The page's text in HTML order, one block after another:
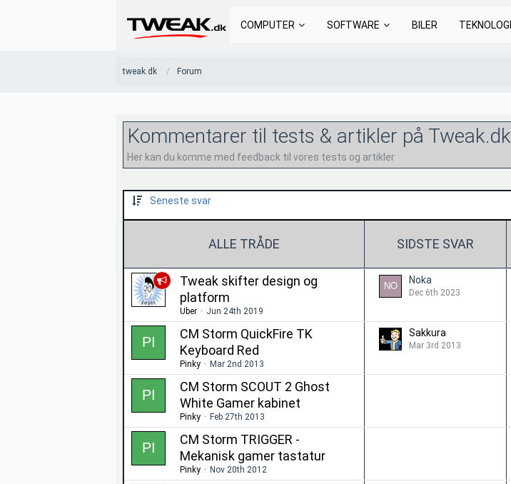
COMPUTER SOFTWARE BILER TEKNOLOGI
tweak.dk Forum
Kommentarer til tests & artikler på Tweak.dk
Her kan du komme med feedback til vores tests og artikler
Seneste svar
ALLE TRÅDE SIDSTE SVAR
Tweak skifter design og
platform
Uber Jun 24th 2019
Noka
Dec 6th 2023
CM Storm QuickFire TK
Keyboard Red
Pinky Mar 2nd 2013
Sakkura
Mar 3rd 2013
CM Storm SCOUT 2 Ghost
White Gamer kabinet
Pinky Feb 27th 2013
CM Storm TRIGGER -
Mekanisk gamer tastatur
Pinky Nov 20th 2012